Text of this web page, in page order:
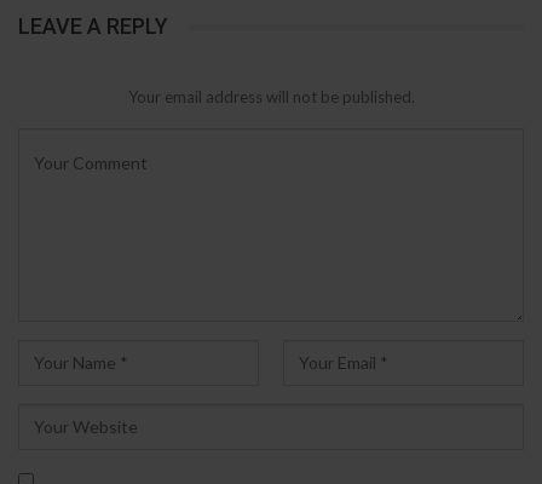
LEAVE A REPLY
Your email address will not be published.